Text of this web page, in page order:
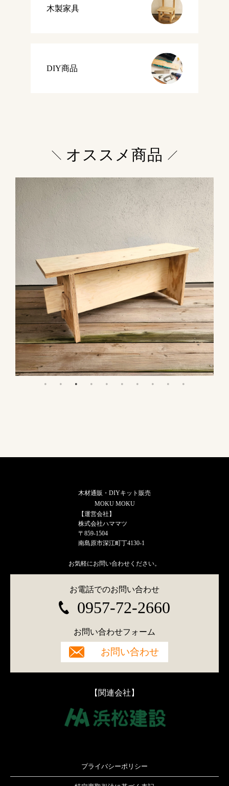
木製家具
DIY商品
オススメ商品
合板スツール
木材通販・DIYキット販売
MOKU MOKU
【運営会社】
株式会社ハママツ
〒859-1504
南島原市深江町丁4130-1
お気軽にお問い合わせください。
お電話でのお問い合わせ
0957-72-2660
お問い合わせフォーム
お問い合わせ
【関連会社】
プライバシーポリシー